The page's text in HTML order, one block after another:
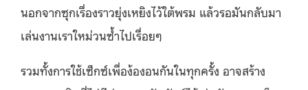
นอกจากซุกเรื่องราวยุ่งเหยิงไว้ใต้พรม แล้วรอมันกลับมา
เล่นงานเราใหม่วนซ้ำไปเรื่อยๆ
รวมทั้งการใช้เซ็กซ์เพื่อง้องอนกันในทุกครั้ง อาจสร้าง